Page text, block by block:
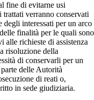
fine di evitarne usi
verranno conservati
interessati per un arco
finalità per le quali sono
richieste di assistenza
risoluzione della
di conservarli per un
delle Autorità
di reati o,
in sede giudiziaria.